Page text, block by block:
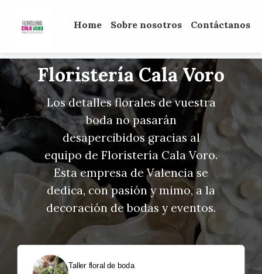
Home Sobre nosotros Contáctanos
Floristería Cala Voro
Los detalles florales de vuestra
boda no pasarán
desapercibidos gracias al
equipo de Floristería Cala Voro.
Esta empresa de Valencia se
dedica, con pasión y mimo, a la
decoración de bodas y eventos.
Taller floral de boda